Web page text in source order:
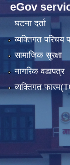
eGov
घटना दर्ता
व्यक्तिगत परिचय
सामाजिक सुरक्षा
नागरिक वडापत्र
व्यक्तिगत